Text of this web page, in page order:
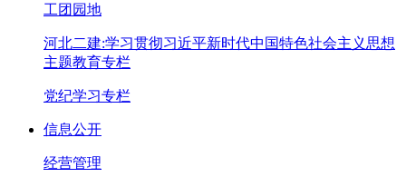
工团园地
河北二建:学习贯彻习近平新时代中国特色社会主义思想
主题教育专栏
党纪学习专栏
信息公开
经营管理